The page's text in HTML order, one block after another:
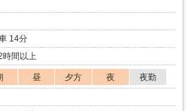
14分
時間以上
昼 夕方 夜
夜勤